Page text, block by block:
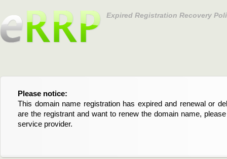
Expired Registration Recovery
Please notice:
This domain name registration has expired and renewal or
are the registrant and want to renew the domain name,
service provider.
Bitte beachten Sie:
Diese Domainregistrierung ist abgelaufen und die
Domain stehen an. Wenn Sie der Registrant sind und
verlängern möchten, kontaktieren Sie bitte Ihren Service-